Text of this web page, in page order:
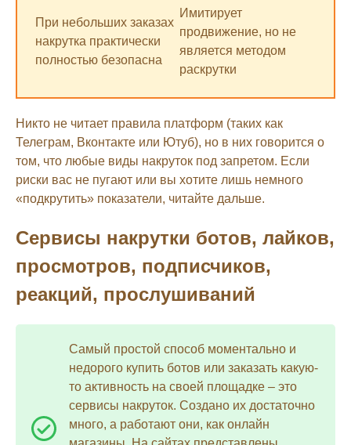
При небольших заказах
накрутка практически
полностью безопасна
Имитирует
продвижение, но не
является методом
раскрутки
Никто не читает правила платформ (таких как
Телеграм, Вконтакте или Ютуб), но в них говорится о
том, что любые виды накруток под запретом. Если
риски вас не пугают или вы хотите лишь немного
«подкрутить» показатели, читайте дальше.
Сервисы накрутки ботов, лайков,
просмотров, подписчиков,
реакций, прослушиваний
Самый простой способ моментально и
недорого купить ботов или заказать какую-
то активность на своей площадке – это
сервисы накруток. Создано их достаточно
много, а работают они, как онлайн